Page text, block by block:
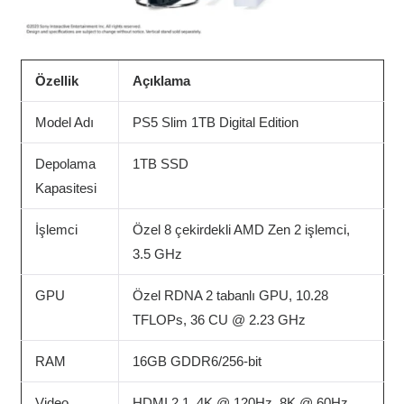
Özellik Açıklama
Model Adı PS5 Slim 1TB Digital Edition
Depolama
Kapasitesi
1TB SSD
İşlemci
Özel 8 çekirdekli AMD Zen 2 işlemci,
3.5 GHz
GPU
Özel RDNA 2 tabanlı GPU, 10.28
TFLOPs, 36 CU @ 2.23 GHz
RAM 16GB GDDR6/256-bit